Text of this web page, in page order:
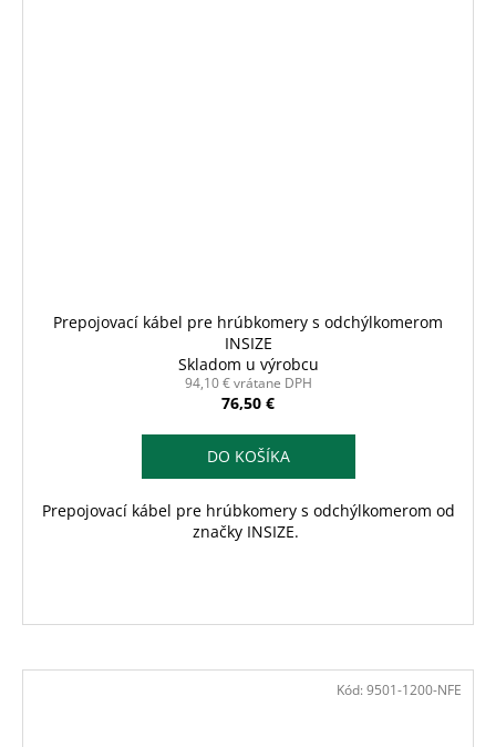
Prepojovací kábel pre hrúbkomery s odchýlkomerom
INSIZE
Skladom u výrobcu
94,10 € vrátane DPH
76,50 €
DO KOŠÍKA
Prepojovací kábel pre hrúbkomery s odchýlkomerom od
značky INSIZE.
Kód: 9501-1200-NFE